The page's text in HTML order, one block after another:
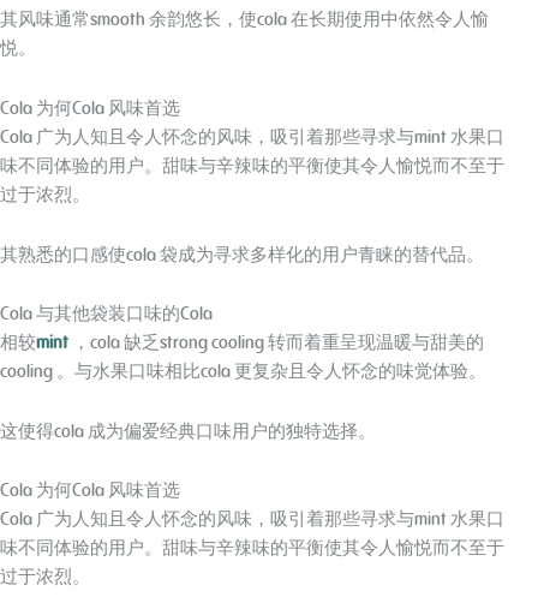
其风味通常smooth 余韵悠长，使cola 在长期使用中依然令人愉
悦。
Cola 为何Cola 风味首选
Cola 广为人知且令人怀念的风味，吸引着那些寻求与mint 水果口
味不同体验的用户。甜味与辛辣味的平衡使其令人愉悦而不至于
过于浓烈。
其熟悉的口感使cola 袋成为寻求多样化的用户青睐的替代品。
Cola 与其他袋装口味的Cola
相较mint ，cola 缺乏strong cooling 转而着重呈现温暖与甜美的
cooling 。与水果口味相比cola 更复杂且令人怀念的味觉体验。
这使得cola 成为偏爱经典口味用户的独特选择。
Cola 为何Cola 风味首选
Cola 广为人知且令人怀念的风味，吸引着那些寻求与mint 水果口
味不同体验的用户。甜味与辛辣味的平衡使其令人愉悦而不至于
过于浓烈。